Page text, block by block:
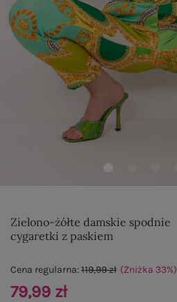
Zielono-żółte damskie spodnie
cygaretki z paskiem
Cena regularna:119,99 zł (Zniżka 33%)
79,99 zł